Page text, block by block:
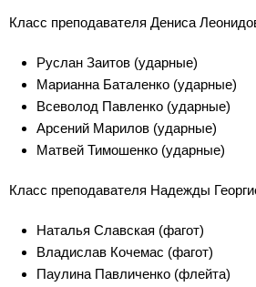
Класс преподавателя Дениса
Руслан Заитов (ударные)
Марианна Баталенко (ударные)
Всеволод Павленко (ударные)
Арсений Марилов (ударные)
Матвей Тимошенко (ударные)
Класс преподавателя Надежды
Наталья Славская (фагот)
Владислав Кочемас (фагот)
Паулина Павличенко (флейта)